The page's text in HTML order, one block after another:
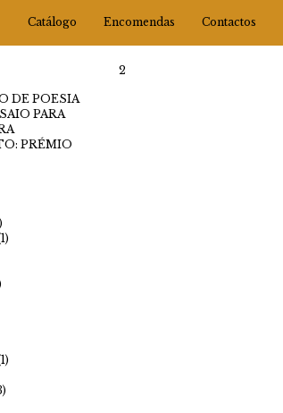
Catálogo Encomendas Contactos
2
DE POESIA
PARA
PRÉMIO